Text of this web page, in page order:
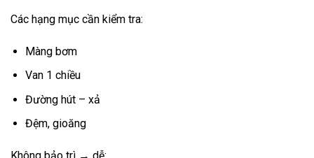
Các hạng mục cần kiểm tra:
Màng bơm
Van 1 chiều
Đường hút – xả
Đệm, gioăng